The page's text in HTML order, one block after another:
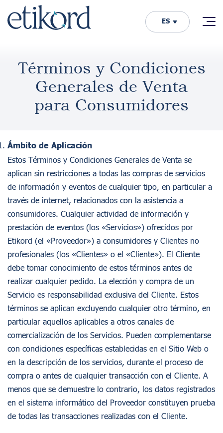
ES
Términos y Condiciones
Generales de Venta
para Consumidores
Ámbito de Aplicación
Estos Términos y Condiciones Generales de Venta se
aplican sin restricciones a todas las compras de servicios
de información y eventos de cualquier tipo, en particular a
través de internet, relacionados con la asistencia a
consumidores. Cualquier actividad de información y
prestación de eventos (los «Servicios») ofrecidos por
Etikord (el «Proveedor») a consumidores y Clientes no
profesionales (los «Clientes» o el «Cliente»). El Cliente
debe tomar conocimiento de estos términos antes de
realizar cualquier pedido. La elección y compra de un
Servicio es responsabilidad exclusiva del Cliente. Estos
términos se aplican excluyendo cualquier otro término, en
particular aquellos aplicables a otros canales de
comercialización de los Servicios. Pueden complementarse
con condiciones específicas establecidas en el Sitio Web o
en la descripción de los servicios, durante el proceso de
compra o antes de cualquier transacción con el Cliente. A
menos que se demuestre lo contrario, los datos registrados
en el sistema informático del Proveedor constituyen prueba
de todas las transacciones realizadas con el Cliente.